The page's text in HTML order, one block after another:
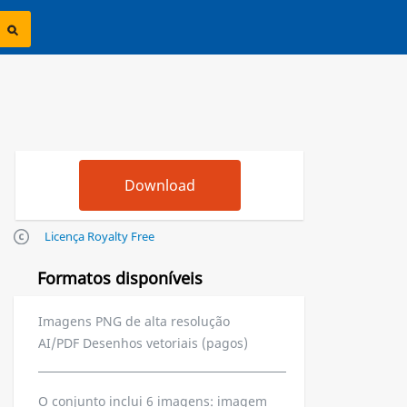
Licença Royalty Free
Formatos disponíveis
Imagens PNG de alta resolução
AI/PDF Desenhos vetoriais (pagos)
O conjunto inclui 6 imagens: imagem